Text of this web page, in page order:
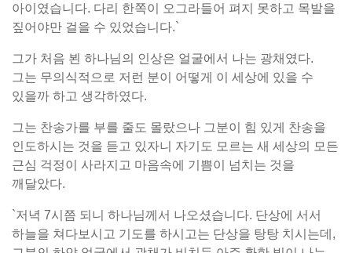
아이였습니다. 다리 한쪽이 오그라들어 펴지 못하고 목발을
짚어야만 걸을 수 있었습니다.`
그가 처음 뵌 하나님의 인상은 얼굴에서 나는 광채였다.
그는 무의식적으로 저런 분이 어떻게 이 세상에 있을 수
있을까 하고 생각하였다.
그는 찬송가를 부를 줄도 몰랐으나 그분이 힘 있게 찬송을
인도하시는 것을 듣고 있자니 자기도 모르는 새 세상의 모든
근심 걱정이 사라지고 마음속에 기쁨이 넘치는 것을
깨달았다.
`저녁 7시쯤 되니 하나님께서 나오셨습니다. 단상에 서서
하늘을 쳐다보시고 기도를 하시고는 단상을 탕탕 치시는데,